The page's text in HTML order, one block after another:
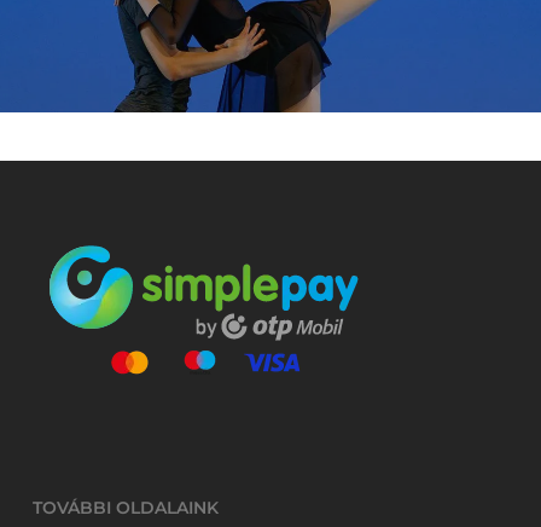
TOVÁBBI OLDALAINK